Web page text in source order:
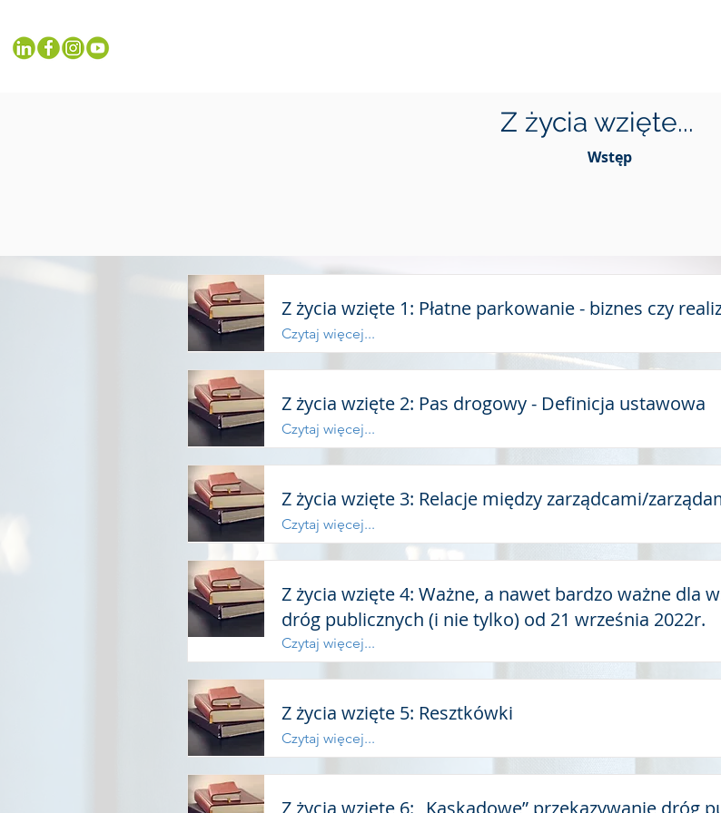
Z życia wzięte...
Wstęp
Z życia wzięte 1: Płatne parkowanie - biznes czy
Czytaj więcej...
Z życia wzięte 2: Pas drogowy - Definicja ustawowa
Czytaj więcej...
Z życia wzięte 3: Relacje między zarządcami/
Czytaj więcej...
Z życia wzięte 4: Ważne, a nawet bardzo ważne dla
dróg publicznych (i nie tylko) od 21 września 2022r.
Czytaj więcej...
Z życia wzięte 5: Resztkówki
Czytaj więcej...
Z życia wzięte 6: „Kaskadowe” przekazywanie dróg